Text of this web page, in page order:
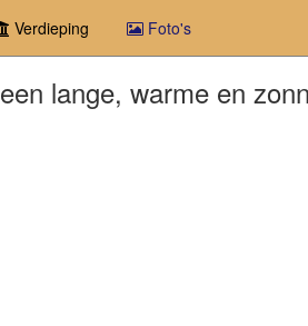
Verdieping Foto's
lange, warme en